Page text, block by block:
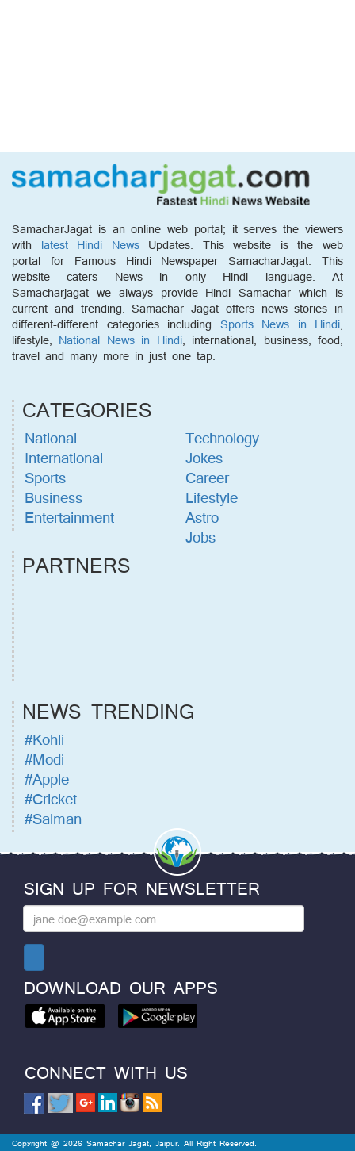
SamacharJagat is an online web portal; it serves the viewers
with latest Hindi NewsUpdates. This website is the web
portal for Famous Hindi Newspaper SamacharJagat. This
website caters News in only Hindi language. At
Samacharjagat we always provide Hindi Samachar which is
current and trending. Samachar Jagat offers news stories in
different-different categories including Sports News in Hindi,
lifestyle, National News in Hindi, international, business, food,
travel and many more in just one tap.
CATEGORIES
National
International
Sports
Business
Entertainment
Technology
Jokes
Career
Lifestyle
Astro
Jobs
PARTNERS
NEWS TRENDING
#Kohli
#Modi
#Apple
#Cricket
#Salman
SIGN UP FOR NEWSLETTER
DOWNLOAD OUR APPS
CONNECT WITH US
Copyright @ 2026 Samachar Jagat, Jaipur. All Right Reserved.